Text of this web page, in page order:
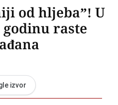
od hljeba”! U
raste
izvor